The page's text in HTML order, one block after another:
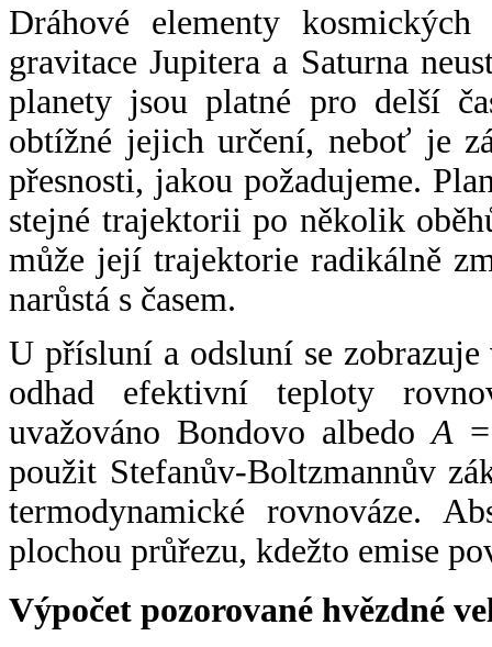
Dráhové elementy
gravitace Jupitera a Saturna
planety jsou platné pro delší
obtížné jejich určení, neboť je
přesnosti, jakou požadujeme.
stejné trajektorii po několik
může její trajektorie radikálně
narůstá s časem.
U přísluní a odsluní se
odhad efektivní teploty
uvažováno Bondovo albedoA
použit Stefanův-Boltzmannův
termodynamické rovnováze.
plochou průřezu, kdežto emise
Výpočet pozorované hvězdné